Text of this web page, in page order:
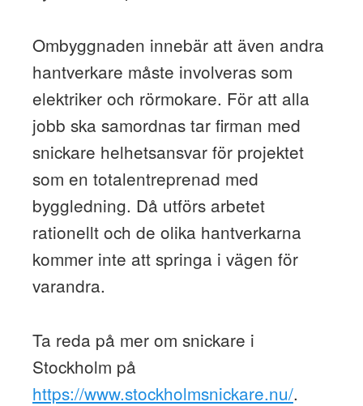
Ombyggnaden innebär att även andra
hantverkare måste involveras som
elektriker och rörmokare. För att alla
jobb ska samordnas tar firman med
snickare helhetsansvar för projektet
som en totalentreprenad med
byggledning. Då utförs arbetet
rationellt och de olika hantverkarna
kommer inte att springa i vägen för
varandra.
Ta reda på mer om snickare i
Stockholm på
https://www.stockholmsnickare.nu/.